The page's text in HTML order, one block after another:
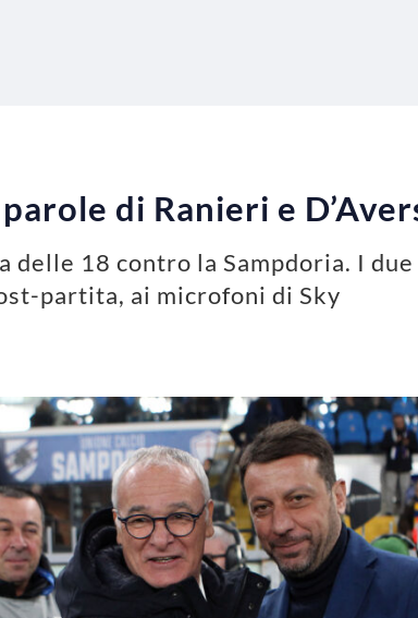
di Ranieri e
delle 18 contro la Sampdoria. I
partita, ai microfoni di Sky